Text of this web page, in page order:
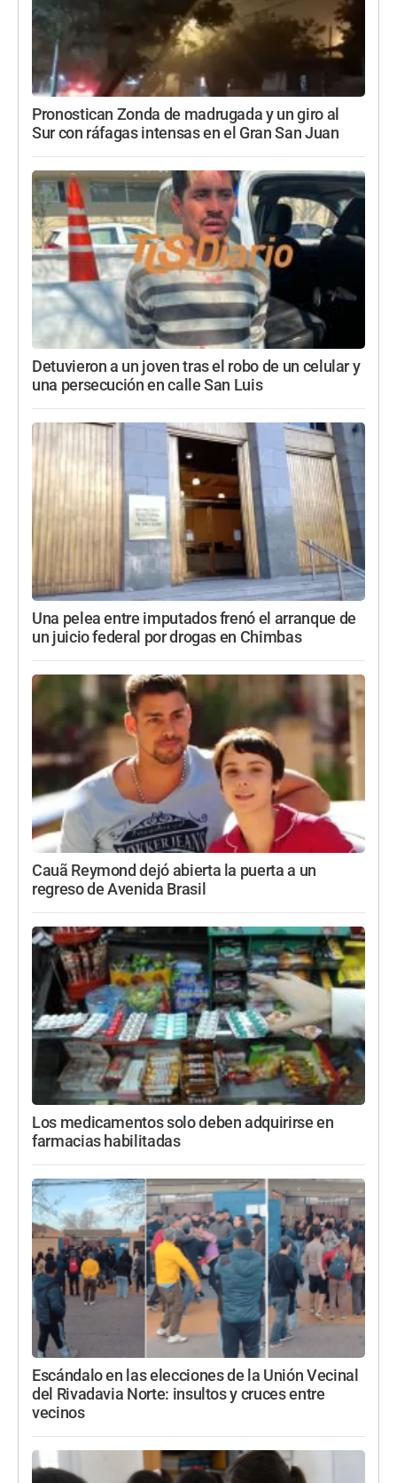
Pronostican Zonda de madrugada y un giro al
Sur con ráfagas intensas en el Gran San Juan
Detuvieron a un joven tras el robo de un celular y
una persecución en calle San Luis
Una pelea entre imputados frenó el arranque de
un juicio federal por drogas en Chimbas
Cauã Reymond dejó abierta la puerta a un
regreso de Avenida Brasil
Los medicamentos solo deben adquirirse en
farmacias habilitadas
Escándalo en las elecciones de la Unión Vecinal
del Rivadavia Norte: insultos y cruces entre
vecinos